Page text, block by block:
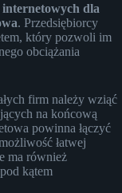
dla
. Przedsiębiorcy
który pozwoli im
obciążania
firm należy wziąć
na końcową
powinna łączyć
łatwej
ma również
kątem